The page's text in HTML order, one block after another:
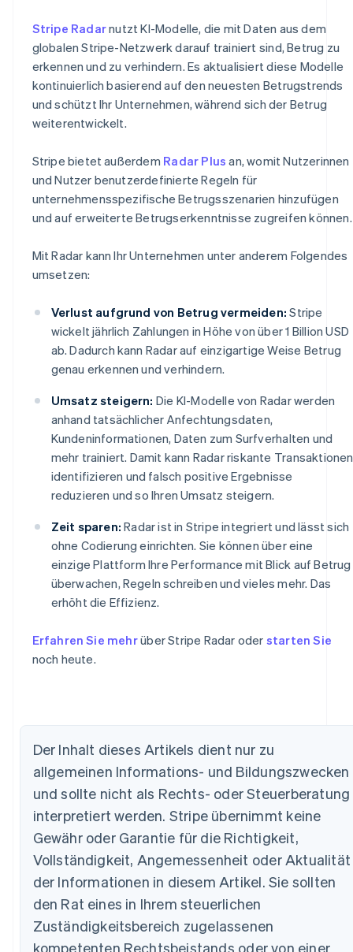
Stripe Radarnutzt KI-Modelle, die mit Daten aus dem
globalen Stripe-Netzwerk darauf trainiert sind, Betrug zu
erkennen und zu verhindern. Es aktualisiert diese Modelle
kontinuierlich basierend auf den neuesten Betrugstrends
und schützt Ihr Unternehmen, während sich der Betrug
weiterentwickelt.
Stripe bietet außerdem Radar Plus an, womit Nutzerinnen
und Nutzer benutzerdefinierte Regeln für
unternehmensspezifische Betrugsszenarien hinzufügen
und auf erweiterte Betrugserkenntnisse zugreifen können.
Mit Radar kann Ihr Unternehmen unter anderem Folgendes
umsetzen:
Verlust aufgrund von Betrug vermeiden: Stripe
wickelt jährlich Zahlungen in Höhe von über 1 Billion USD
ab. Dadurch kann Radar auf einzigartige Weise Betrug
genau erkennen und verhindern.
Umsatz steigern: Die KI-Modelle von Radar werden
anhand tatsächlicher Anfechtungsdaten,
Kundeninformationen, Daten zum Surfverhalten und
mehr trainiert. Damit kann Radar riskante Transaktionen
identifizieren und falsch positive Ergebnisse
reduzieren und so Ihren Umsatz steigern.
Zeit sparen: Radar ist in Stripe integriert und lässt sich
ohne Codierung einrichten. Sie können über eine
einzige Plattform Ihre Performance mit Blick auf Betrug
überwachen, Regeln schreiben und vieles mehr. Das
erhöht die Effizienz.
Erfahren Sie mehrüber Stripe Radar oder starten Sie
noch heute.
Der Inhalt dieses Artikels dient nur zu
allgemeinen Informations- und Bildungszwecken
und sollte nicht als Rechts- oder Steuerberatung
interpretiert werden. Stripe übernimmt keine
Gewähr oder Garantie für die Richtigkeit,
Vollständigkeit, Angemessenheit oder Aktualität
der Informationen in diesem Artikel. Sie sollten
den Rat eines in Ihrem steuerlichen
Zuständigkeitsbereich zugelassenen
kompetenten Rechtsbeistands oder von einer
Australien
English
Belgien
Nederlands FrançaisDeutschEnglish
Brasilien
Português English
Bulgarien
English
Dänemark